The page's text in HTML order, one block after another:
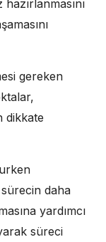
gereken
dikkate
daha
yardımcı
süreci